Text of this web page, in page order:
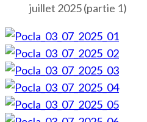
juillet 2025 (partie 1)